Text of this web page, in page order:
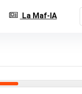
La Maf-IA